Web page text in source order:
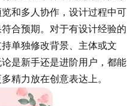
和多人协作，设计过程中可
合预期。对于有设计经验的
单独修改背景、主体或文
是新手还是进阶用户，都能
精力放在创意表达上。